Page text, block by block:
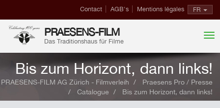
FR
Contact AGB's Mentions légales
PRAESENS-FILM
Das Traditionshaus für Filme
Bis zum Horizont, dann links!
PRAESENS-FILM AG Zürich - Filmverleih
Praesens Pro / Presse
Catalogue
Bis zum Horizont, dann links!